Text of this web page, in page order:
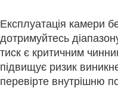
Експлуатація камери
дотримуйтесь
тиск є критичним
підвищує ризик
перевірте внутрішню